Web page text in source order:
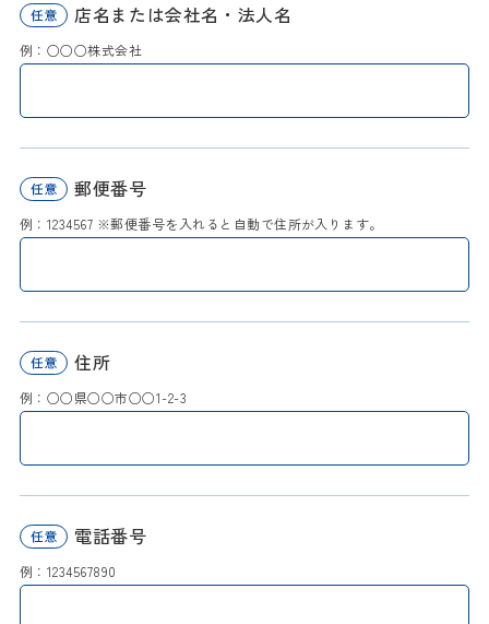
店名または会社名・法人名
例：○○○株式会社
郵便番号
例：1234567 ※郵便番号を入れると自動で住所が入ります。
住所
例：○○県○○市○○1-2-3
電話番号
例：1234567890